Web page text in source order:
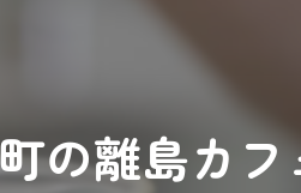
の離島カ